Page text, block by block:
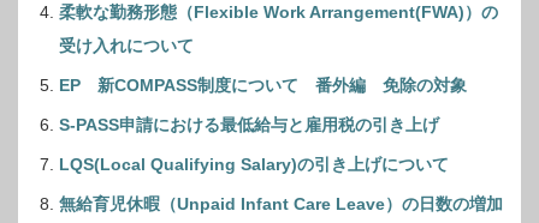
柔軟な勤務形態（Flexible Work Arrangement(FWA)）の
受け入れについて
EP 新COMPASS制度について 番外編 免除の対象
S-PASS申請における最低給与と雇用税の引き上げ
LQS(Local Qualifying Salary)の引き上げについて
無給育児休暇（Unpaid Infant Care Leave）の日数の増加